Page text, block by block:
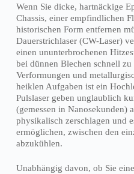
Wenn Sie dicke, hartnäckige
Chassis, einer empfindlichen
historischen Form entfernen
Dauerstrichlaser (CW-Laser)
einen ununterbrochenen
bei dünnen Blechen schnell zu
Verformungen und
heiklen Aufgaben ist ein
Pulslaser geben unglaublich
(gemessen in Nanosekunden)
physikalisch zerschlagen und
ermöglichen, zwischen den
abzukühlen.
Unabhängig davon, ob Sie